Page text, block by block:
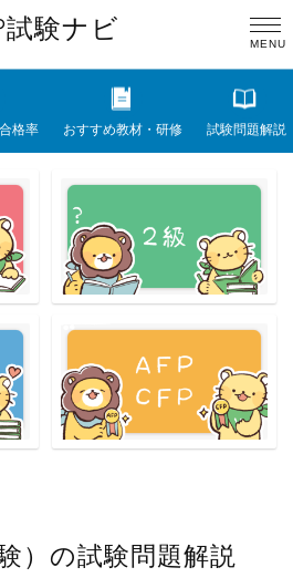
試験ナビ
格率 おすすめ教材・研修 試験問題解説
）の試験問題解説